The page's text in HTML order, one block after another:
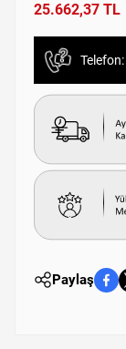
25.662,37 TL
Telefon:
Paylaş